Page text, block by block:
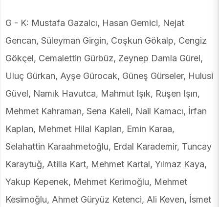
G - K: Mustafa Gazalcı, Hasan Gemici, Nejat
Gencan, Süleyman Girgin, Coşkun Gökalp, Cengiz
Gökçel, Cemalettin Gürbüz, Zeynep Damla Gürel,
Uluç Gürkan, Ayşe Gürocak, Güneş Gürseler, Hulusi
Güvel, Namık Havutca, Mahmut Işık, Ruşen Işın,
Mehmet Kahraman, Sena Kaleli, Nail Kamacı, İrfan
Kaplan, Mehmet Hilal Kaplan, Emin Karaa,
Selahattin Karaahmetoğlu, Erdal Karademir, Tuncay
Karaytuğ, Atilla Kart, Mehmet Kartal, Yılmaz Kaya,
Yakup Kepenek, Mehmet Kerimoğlu, Mehmet
Kesimoğlu, Ahmet Güryüz Ketenci, Ali Keven, İsmet